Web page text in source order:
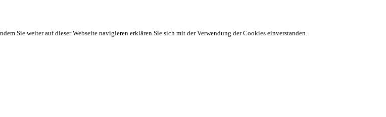
Sie weiter auf dieser Webseite navigieren erklären Sie sich mit der Verwendung der Cookies einverstanden.